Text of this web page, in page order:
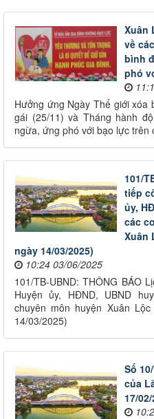
Xuân
về
bình
phó
Hưởng ứng Ngày Thế giới
gái (25/11) và Tháng hành
ngừa, ứng phó với bạo lực trên
101/
tiếp
ủy,
các
Xuân
ngày 14/03/2025)
10:24 03/06/2025
101/TB-UBND: THÔNG BÁO
Huyện ủy, HĐND, UBND
chuyên môn huyện Xuân
14/03/2025)
Số
của
17/